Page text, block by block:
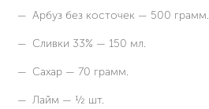
Арбуз без косточек — 500 грамм.
Сливки 33% — 150 мл.
Сахар — 70 грамм.
Лайм — ½ шт.